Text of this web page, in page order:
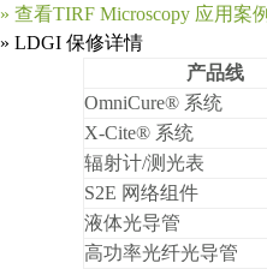
» 查看TIRF Microscopy 应用案
» LDGI 保修详情
产品线
OmniCure® 系统
X-Cite® 系统
辐射计/测光表
S2E 网络组件
液体光导管
高功率光纤光导管